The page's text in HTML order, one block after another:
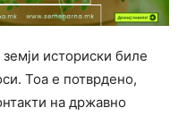
историски биле
Тоа е потврдено,
на државно